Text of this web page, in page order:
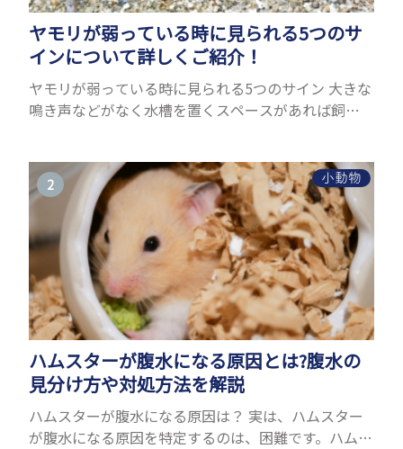
ヤモリが弱っている時に見られる5つのサ
インについて詳しくご紹介！
ヤモリが弱っている時に見られる5つのサイン 大きな
鳴き声などがなく水槽を置くスペースがあれば飼う
でしょうか...
小動物
ハムスターが腹水になる原因とは?腹水の
見分け方や対処方法を解説
ハムスターが腹水になる原因は？ 実は、ハムスター
が腹水になる原因を特定するのは、困難です。ハムス